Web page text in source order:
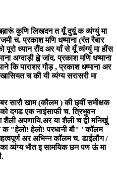
लिखदन त यूँ दुयूं क व्यंग्युं मा
च. प्रकाश मणि धष्माना (रंत रैबार
ध्यान रौंद अर याँ से यूँ व्यंग्युं मा हौंस
अग्वाड़ी ह्व़े जांद. प्रकाश मणि धष्माना
कि पाराशर गौड़ , प्रकाश धष्माना अर
च की यी व्यंग्य सरासरी मा
खाम (कौलम ) की छ्वीं समीक्षक
दगड एक नाइंसाफी च. त्रिभुवन
अपणायि.अर या शैली च द्वी मनिखुं
क "हेलो! हेलो! परधानी बौ" ' कॉलम
अर अभिन्न कॉलम च. डाईलौग /
व्यंग्य भौत इ सामयिक छन पण ऊं मा